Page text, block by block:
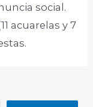
social.
acuarelas y 7